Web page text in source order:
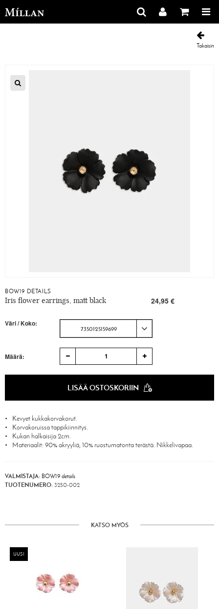
Takaisin
BOW19 DETAILS
Iris flower earrings, matt black 24,95 €
Väri / Koko:
7350125159699
Määrä: 1
LISÄÄ OSTOSKORIIN
Kevyet kukkakorvakorut.
Korvakoruissa tappikiinnitys.
Kukan halkaisija 2cm.
Materiaalit: 90% akryyliä, 10% ruostumatonta terästä. Nikkelivapaa.
VALMISTAJA: BOW19 details
TUOTENUMERO: 3250-002
KATSO MYÖS
UUSI